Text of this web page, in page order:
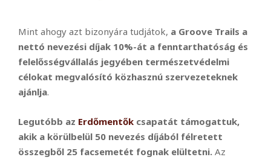
Mint ahogy azt bizonyára tudjátok, a Groove Trails a
nettó nevezési díjak 10%-át a fenntarthatóság és
felelősségvállalás jegyében természetvédelmi
célokat megvalósító közhasznú szervezeteknek
ajánlja.
Legutóbb az Erdőmentők csapatát támogattuk,
akik a körülbelül 50 nevezés díjából félretett
összegből 25 facsemetét fognak elültetni. Az